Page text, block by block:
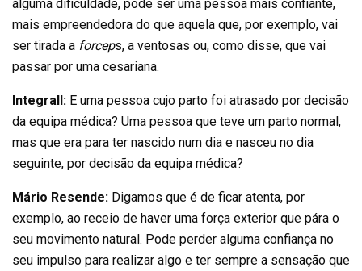
alguma dificuldade, pode ser uma pessoa mais confiante,
mais empreendedora do que aquela que, por exemplo, vai
ser tirada a forceps, a ventosas ou, como disse, que vai
passar por uma cesariana.
Integrall: E uma pessoa cujo parto foi atrasado por decisão
da equipa médica? Uma pessoa que teve um parto normal,
mas que era para ter nascido num dia e nasceu no dia
seguinte, por decisão da equipa médica?
Mário Resende: Digamos que é de ficar atenta, por
exemplo, ao receio de haver uma força exterior que pára o
seu movimento natural. Pode perder alguma confiança no
seu impulso para realizar algo e ter sempre a sensação que